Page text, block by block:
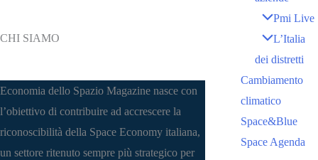
CHI SIAMO
Economia dello Spazio Magazine nasce con
l’obiettivo di contribuire ad accrescere la
riconoscibilità della Space Economy italiana,
un settore ritenuto sempre più strategico per
Pmi Live
L’Italia
dei distretti
Cambiamento
climatico
Space&Blue
Space Agenda